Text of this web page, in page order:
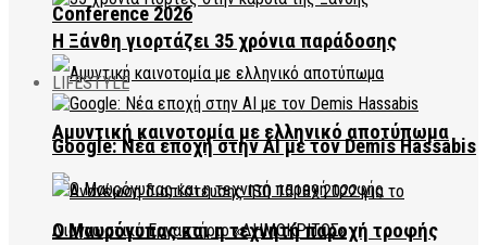
Conference 2026
Αμυντική καινοτομία με ελληνικό αποτύπωμα
Η Ξάνθη γιορτάζει 35 χρόνια παράδοσης
LIFESTYLE
Google: Νέα εποχή στην AI με τον Demis Hassabis
Ο Μαυρόγυπας και η τεχνητή παροχή τροφής